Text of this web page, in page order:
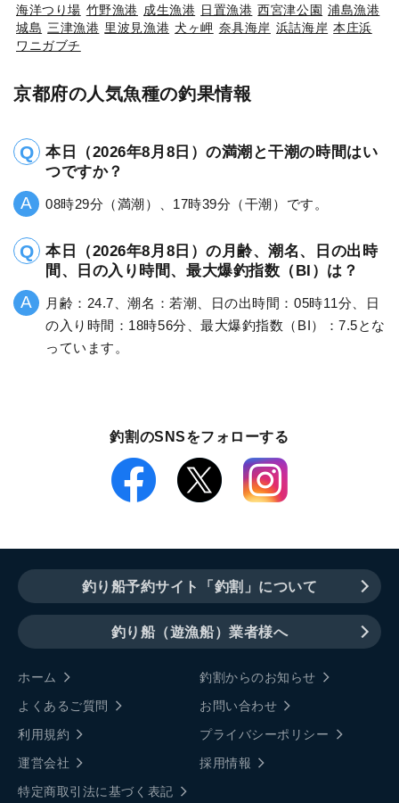
海洋つり場 竹野漁港 成生漁港 日置漁港 西宮津公園 浦島漁港
城島 三津漁港 里波見漁港 犬ヶ岬 奈具海岸 浜詰海岸 本庄浜
ワニガブチ
京都府の人気魚種の釣果情報
本日（2026年8月8日）の満潮と干潮の時間はい
つですか？
08時29分（満潮）、17時39分（干潮）です。
本日（2026年8月8日）の月齢、潮名、日の出時
間、日の入り時間、最大爆釣指数（BI）は？
月齢：24.7、潮名：若潮、日の出時間：05時11分、日
の入り時間：18時56分、最大爆釣指数（BI）：7.5とな
っています。
釣割のSNSをフォローする
釣り船予約サイト「釣割」について
釣り船（遊漁船）業者様へ
ホーム
釣割からのお知らせ
よくあるご質問
お問い合わせ
利用規約
プライバシーポリシー
運営会社
採用情報
特定商取引法に基づく表記